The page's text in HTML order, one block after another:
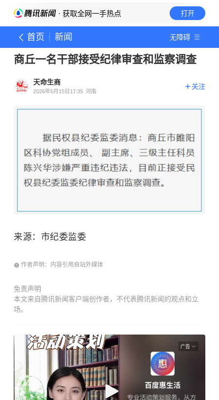
· 获取全网一手热点 打开
首页 新闻 无障碍
商丘一名干部接受纪律审查和监察调查
天命生商
2026年5月15日17:35 河南
关注
来源：市纪委监委
作者声明：内容引用自站外媒体
免责声明
本文来自腾讯新闻客户端创作者，不代表腾讯新闻的观点和立
场。
广告